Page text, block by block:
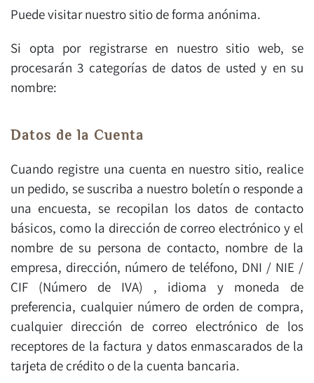
Puede visitar nuestro sitio de forma anónima.
Si opta por registrarse en nuestro sitio web, se
procesarán 3 categorías de datos de usted y en su
nombre:
Datos de la Cuenta
Cuando registre una cuenta en nuestro sitio, realice
un pedido, se suscriba a nuestro boletín o responde a
una encuesta, se recopilan los datos de contacto
básicos, como la dirección de correo electrónico y el
nombre de su persona de contacto, nombre de la
empresa, dirección, número de teléfono, DNI / NIE /
CIF (Número de IVA) , idioma y moneda de
preferencia, cualquier número de orden de compra,
cualquier dirección de correo electrónico de los
receptores de la factura y datos enmascarados de la
tarjeta de crédito o de la cuenta bancaria.